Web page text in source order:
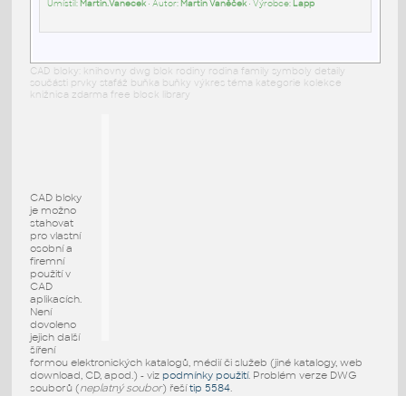
Umístil: Martin.Vanecek• Autor: Martin Vaněček• Výrobce: Lapp
CAD bloky: knihovny dwg blok rodiny rodina family symboly detaily
součásti prvky stafáž buňka buňky výkres téma kategorie kolekce
knižnica zdarma free block library
CAD bloky
je možno
stahovat
pro vlastní
osobní a
firemní
použití v
CAD
aplikacích.
Není
dovoleno
jejich další
šíření
formou elektronických katalogů, médií či služeb (jiné katalogy, web
download, CD, apod.) - viz podmínky použití. Problém verze DWG
souborů (neplatný soubor) řešítip 5584.